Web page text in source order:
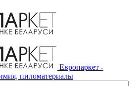
Европаркет -
пиломатериалы